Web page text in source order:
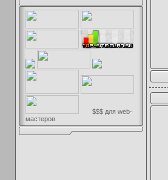
$$$ для web-
мастеров